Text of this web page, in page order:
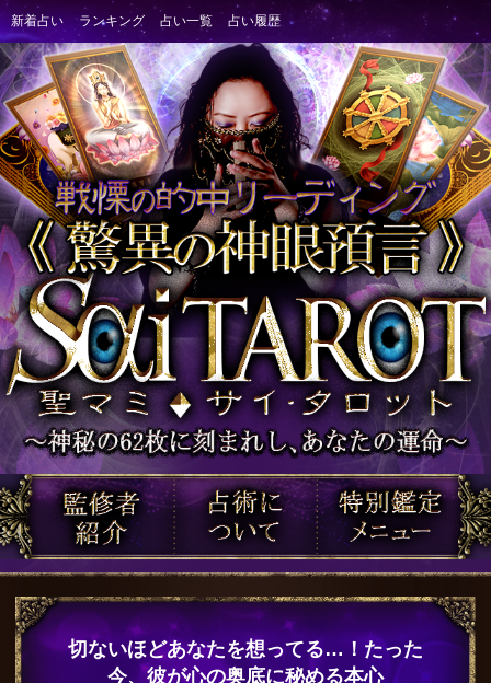
切ないほどあなたを想ってる…！たった
今、彼が心の奥底に秘める本心